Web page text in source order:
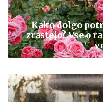
Kako dolgo
zrastejo? Vse o